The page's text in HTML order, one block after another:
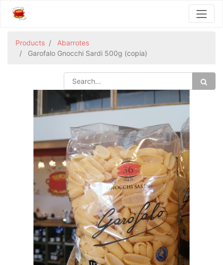
Products
Abarrotes
Garofalo Gnocchi Sardi 500g (copia)